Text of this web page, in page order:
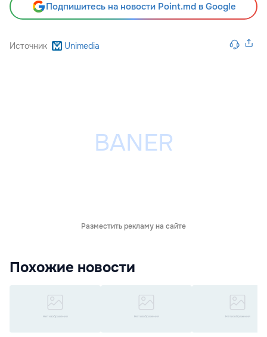
Подпишитесь на новости Point.md в Google
Источник Unimedia
Разместить рекламу на сайте
Похожие новости